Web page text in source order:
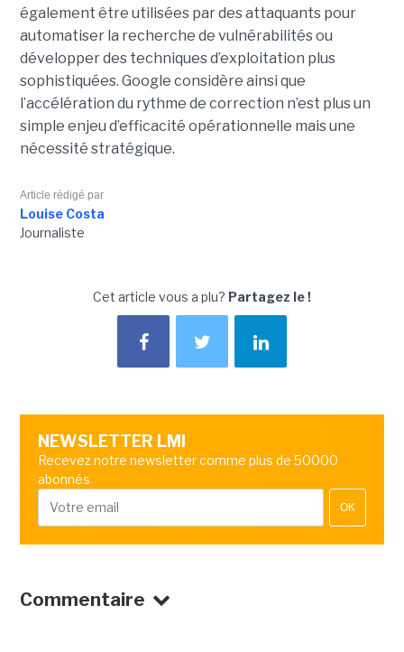
également être utilisées par des attaquants pour
automatiser la recherche de vulnérabilités ou
développer des techniques d’exploitation plus
sophistiquées. Google considère ainsi que
l’accélération du rythme de correction n’est plus un
simple enjeu d’efficacité opérationnelle mais une
nécessité stratégique.
Article rédigé par
Louise Costa
Journaliste
Cet article vous a plu? Partagez le !
NEWSLETTER LMI
Recevez notre newsletter comme plus de 50000
abonnés
OK
Commentaire